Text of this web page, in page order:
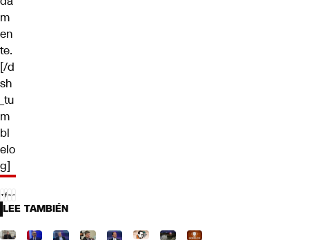
m
en
te.
[/d
sh
_tu
m
bl
elo
g]
LEE TAMBIÉN